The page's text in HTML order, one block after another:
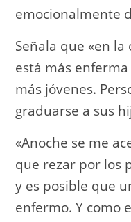
emocionalmente
Señala que «en
está más
más jóvenes.
graduarse a sus
«Anoche se me
que rezar por los
y es posible que
enfermo. Y como